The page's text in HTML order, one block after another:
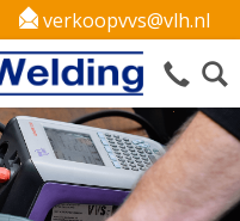
verkoopvvs@vlh.nl